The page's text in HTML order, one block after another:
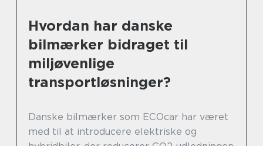
Hvordan har danske
bilmærker bidraget til
miljøvenlige
transportløsninger?
Danske bilmærker som ECOcar har været
med til at introducere elektriske og